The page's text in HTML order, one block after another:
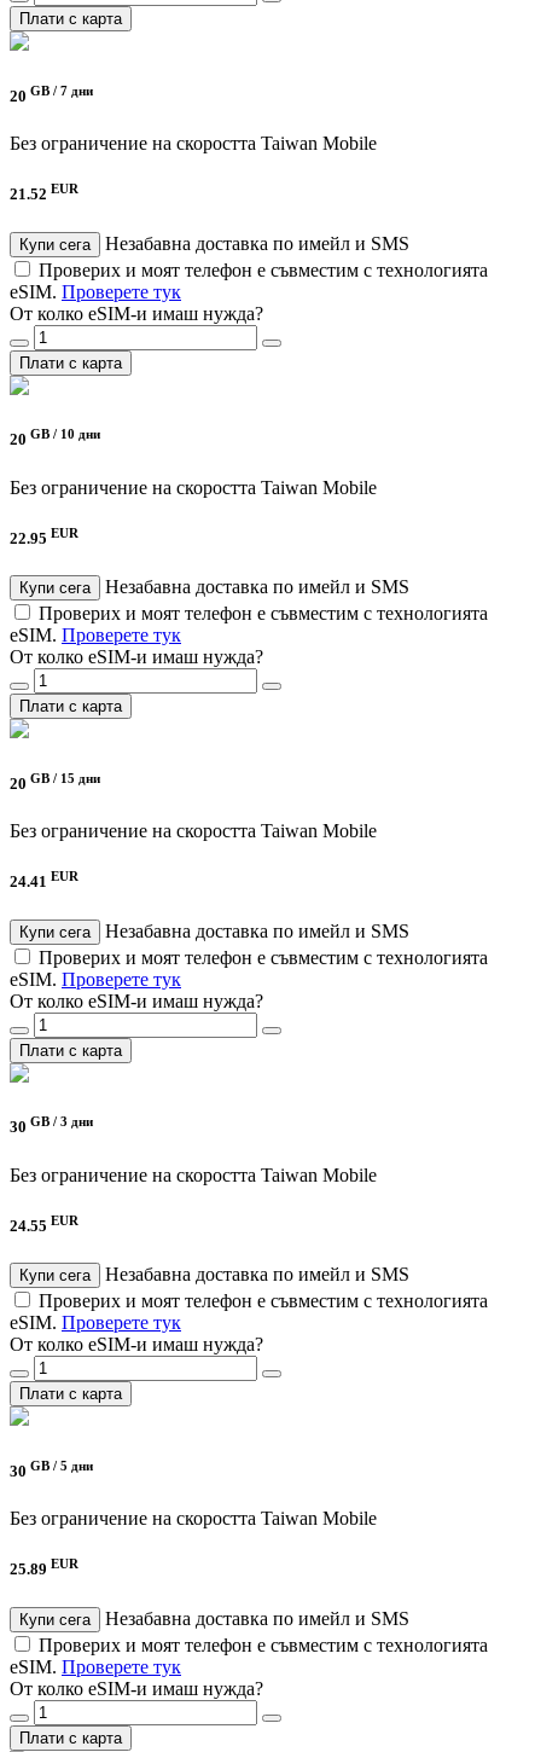
Плати с карта
20 GB / 7 дни
Без ограничение на скоростта Taiwan Mobile
21.52 EUR
Купи сега
Незабавна доставка по имейл и SMS
Проверих и моят телефон е съвместим с технологията
eSIM. Проверете тук
От колко eSIM-и имаш нужда?
Плати с карта
20 GB / 10 дни
Без ограничение на скоростта Taiwan Mobile
22.95 EUR
Купи сега
Незабавна доставка по имейл и SMS
Проверих и моят телефон е съвместим с технологията
eSIM. Проверете тук
От колко eSIM-и имаш нужда?
Плати с карта
20 GB / 15 дни
Без ограничение на скоростта Taiwan Mobile
24.41 EUR
Купи сега
Незабавна доставка по имейл и SMS
Проверих и моят телефон е съвместим с технологията
eSIM. Проверете тук
От колко eSIM-и имаш нужда?
Плати с карта
30 GB / 3 дни
Без ограничение на скоростта Taiwan Mobile
24.55 EUR
Купи сега
Незабавна доставка по имейл и SMS
Проверих и моят телефон е съвместим с технологията
eSIM. Проверете тук
От колко eSIM-и имаш нужда?
Плати с карта
30 GB / 5 дни
Без ограничение на скоростта Taiwan Mobile
25.89 EUR
Купи сега
Незабавна доставка по имейл и SMS
Проверих и моят телефон е съвместим с технологията
eSIM. Проверете тук
От колко eSIM-и имаш нужда?
Плати с карта